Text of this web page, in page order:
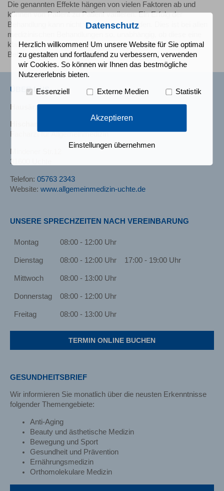
Die genannten Effekte hängen von vielen Faktoren ab und
können von Patient zu Patient variieren. Ein Erfolg der
Behandlung kann nicht versprochen werden. Dies ist bei allen
medizinischen Behandlungen so, unabhängig, ob diese eine
klassische schulmedizinische oder eine naturheilkundliche
Behandlung ist.
ÜBER UNS
Hausärztliche Praxis
Facharzt für Allgemeinmedizin
31600 Uchte
Telefon: 05763 2343
Website: www.allgemeinmedizin-uchte.de
UNSERE SPRECHZEITEN NACH VEREINBARUNG
Montag 08:00 - 12:00 Uhr
Dienstag 08:00 - 12:00 Uhr 17:00 - 19:00 Uhr
Mittwoch 08:00 - 13:00 Uhr
Donnerstag 08:00 - 12:00 Uhr
Freitag 08:00 - 13:00 Uhr
TERMIN ONLINE BUCHEN
GESUNDHEITSBRIEF
Wir informieren Sie monatlich über die neusten Erkenntnisse
folgender Themengebiete:
Anti-Aging
Beauty und ästhetische Medizin
Bewegung und Sport
Gesundheit und Prävention
Ernährungsmedizin
Orthomolekulare Medizin
Datenschutz
Herzlich willkommen! Um unsere Website für Sie optimal
zu gestalten und fortlaufend zu verbessern, verwenden
wir Cookies. So können wir Ihnen das bestmögliche
Nutzererlebnis bieten.
Essenziell Externe Medien Statistik
Akzeptieren
Einstellungen übernehmen